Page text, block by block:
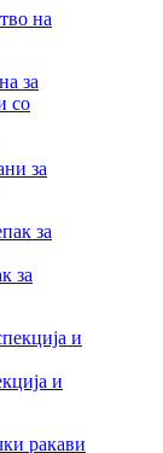
на
за
за
и